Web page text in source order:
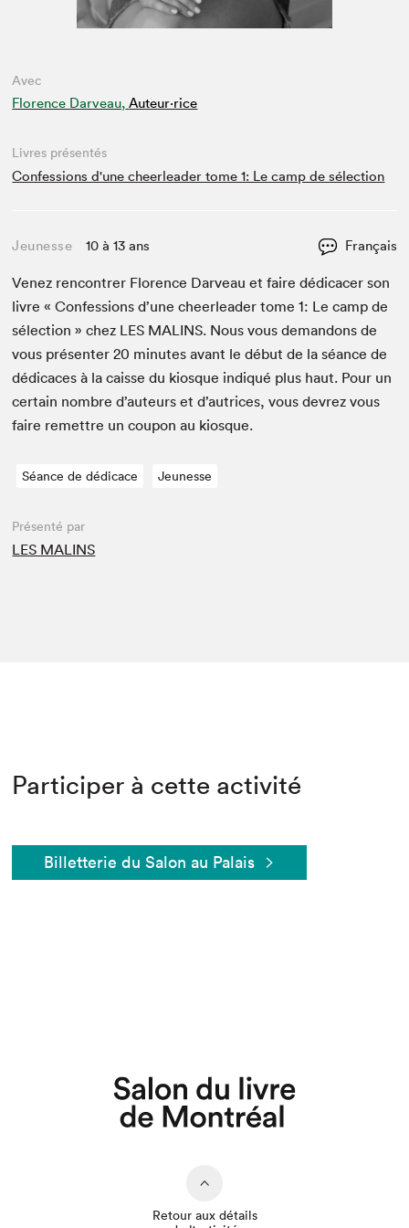
Avec
Florence Darveau, Auteur·rice
Livres présentés
Confessions d'une cheerleader tome 1: Le camp de sélection
Jeunesse 10 à 13 ans Français
Venez ren­con­tr­er Flo­rence Darveau et faire dédi­cac­er son
livre « Con­fes­sions d’une cheer­leader tome1: Le camp de
sélec­tion » chez LES MALINS. Nous vous deman­dons de
vous présen­ter20 min­utes avant le début de la séance de
dédi­caces à la caisse du kiosque indiqué plus haut. Pour un
cer­tain nom­bre d’auteurs et d’autrices, vous devrez vous
faire remet­tre un coupon au kiosque.
Séance de dédicace Jeunesse
Présenté par
LES MALINS
Participer à cette activité
Billetterie du Salon au Palais
Retour aux détails